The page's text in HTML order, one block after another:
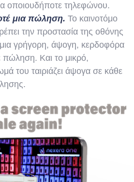
οποιουδήποτε τηλεφώνου.
μια πώληση. Το καινοτόμο
την προστασία της οθόνης
γρήγορη, άψογη, κερδοφόρα
Και το μικρό,
του ταιριάζει άψογα σε κάθε